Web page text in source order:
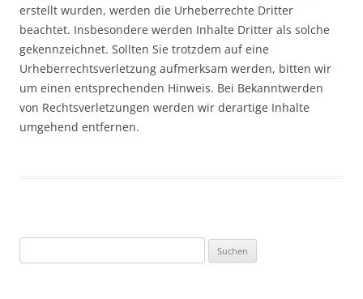
erstellt wurden, werden die Urheberrechte Dritter
beachtet. Insbesondere werden Inhalte Dritter als solche
gekennzeichnet. Sollten Sie trotzdem auf eine
Urheberrechtsverletzung aufmerksam werden, bitten wir
um einen entsprechenden Hinweis. Bei Bekanntwerden
von Rechtsverletzungen werden wir derartige Inhalte
umgehend entfernen.
nach: